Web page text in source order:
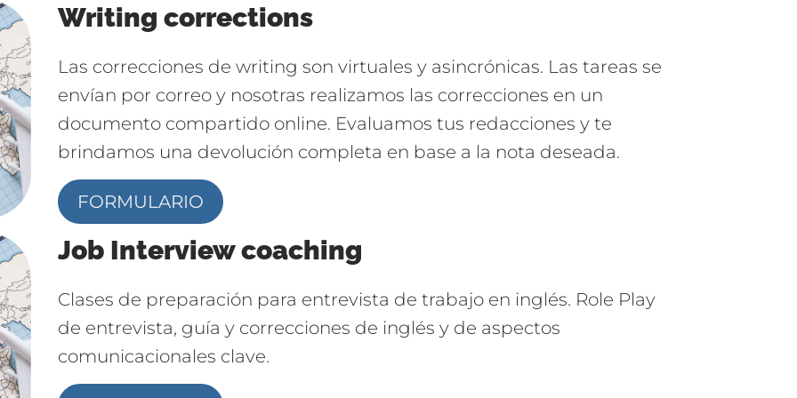
Writing corrections
Las correcciones de writing son virtuales y asincrónicas. Las tareas se
envían por correo y nosotras realizamos las correcciones en un
documento compartido online. Evaluamos tus redacciones y te
brindamos una devolución completa en base a la nota deseada.
FORMULARIO
Job Interview coaching
Clases de preparación para entrevista de trabajo en inglés. Role Play
de entrevista, guía y correcciones de inglés y de aspectos
comunicacionales clave.